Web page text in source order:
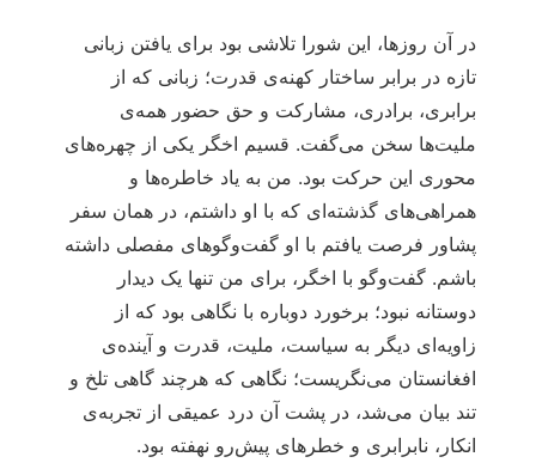
در آن روزها، این شورا تلاشی بود برای یافتن زبانی
تازه در برابر ساختار کهنه‌ی قدرت؛ زبانی که از
برابری، برادری، مشارکت و حق حضور همه‌ی
ملیت‌ها سخن می‌گفت. قسیم اخگر یکی از چهره‌های
محوری این حرکت بود. من به یاد خاطره‌ها و
همراهی‌های گذشته‌ای که با او داشتم، در همان سفر
پشاور فرصت یافتم با او گفت‌وگوهای مفصلی داشته
باشم. گفت‌وگو با اخگر، برای من تنها یک دیدار
دوستانه نبود؛ برخورد دوباره با نگاهی بود که از
زاویه‌ای دیگر به سیاست، ملیت، قدرت و آینده‌ی
افغانستان می‌نگریست؛ نگاهی که هرچند گاهی تلخ و
تند بیان می‌شد، در پشت آن درد عمیقی از تجربه‌ی
انکار، نابرابری و خطرهای پیش‌رو نهفته بود.